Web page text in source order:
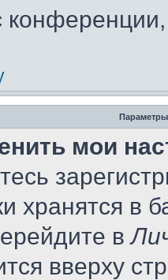
Параметры
мои
хранятся в
в
вверху